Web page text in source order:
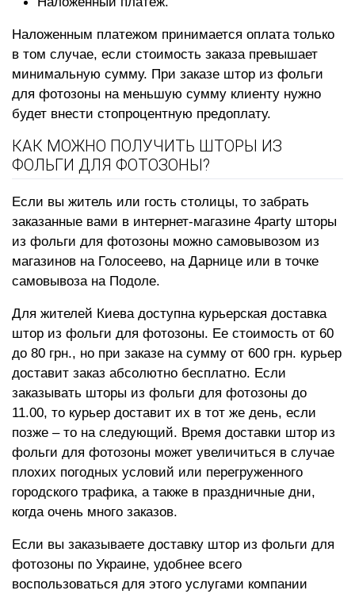
Наложенным платежом принимается оплата только
в том случае, если стоимость заказа превышает
минимальную сумму. При заказе штор из фольги
для фотозоны на меньшую сумму клиенту нужно
будет внести стопроцентную предоплату.
КАК МОЖНО ПОЛУЧИТЬ ШТОРЫ ИЗ
ФОЛЬГИ ДЛЯ ФОТОЗОНЫ?
Если вы житель или гость столицы, то забрать
заказанные вами в интернет-магазине 4party шторы
из фольги для фотозоны можно самовывозом из
магазинов на Голосеево, на Дарнице или в точке
самовывоза на Подоле.
Для жителей Киева доступна курьерская доставка
штор из фольги для фотозоны. Ее стоимость от 60
до 80 грн., но при заказе на сумму от 600 грн. курьер
доставит заказ абсолютно бесплатно. Если
заказывать шторы из фольги для фотозоны до
11.00, то курьер доставит их в тот же день, если
позже – то на следующий. Время доставки штор из
фольги для фотозоны может увеличиться в случае
плохих погодных условий или перегруженного
городского трафика, а также в праздничные дни,
когда очень много заказов.
Если вы заказываете доставку штор из фольги для
фотозоны по Украине, удобнее всего
воспользоваться для этого услугами компании